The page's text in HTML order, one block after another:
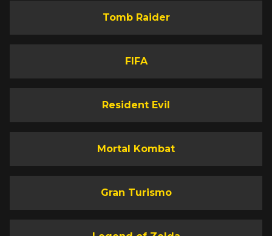
Tomb Raider
FIFA
Resident Evil
Mortal Kombat
Gran Turismo